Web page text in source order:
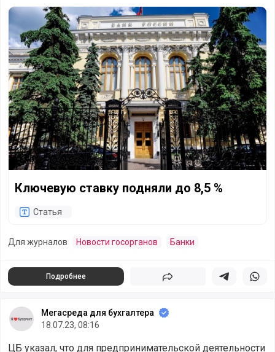
Ключевую ставку подняли до 8,5 %
Ключевую ставку подняли до 8,5 %
Статья
Для журналов Новости госорганов Банки
Подробнее Поделиться Поделиться в
Мегасреда для бухгалтера
18.07.23, 08:16
ЦБ указал, что для предпринимательской деятельности